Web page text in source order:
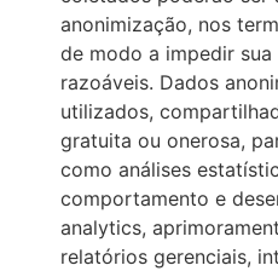
anonimização, nos
de modo a impedir
razoáveis. Dados
utilizados,
gratuita ou onerosa,
como análises
comportamento e
analytics,
relatórios gerenciais,